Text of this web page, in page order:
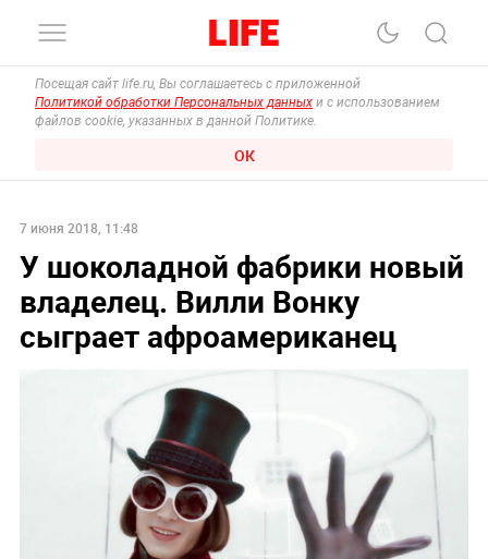
Посещая сайт life.ru, Вы соглашаетесь с приложенной
Политикой обработки Персональных данных и с использованием
файлов cookie, указанных в данной Политике.
ОК
7 июня 2018, 11:48
У шоколадной фабрики новый
владелец. Вилли Вонку
сыграет афроамериканец